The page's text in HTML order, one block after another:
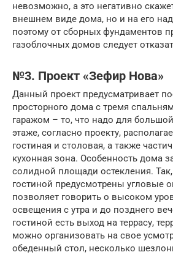
невозможно, а это негативно
внешнем виде дома, но и на его
поэтому от сборных фундаментов
газоблочных домов следует
№3. Проект «Зефир Нова»
Данный проект предусматривает
просторного дома с тремя
гаражом – то, что надо для
этаже, согласно проекту,
гостиная и столовая, а также
кухонная зона. Особенность дома
солидной площади остекления.
гостиной предусмотрены угловые
позволяет говорить о высоком
освещения с утра и до позднего
гостиной есть выход на террасу,
можно организовать на свое
обеденный стол, несколько